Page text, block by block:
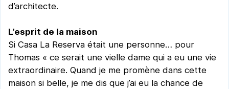
d’architecte.
L’esprit de la maison
Si Casa La Reserva était une personne… pour
Thomas « ce serait une vielle dame qui a eu une vie
extraordinaire. Quand je me promène dans cette
maison si belle, je me dis que j’ai eu la chance de